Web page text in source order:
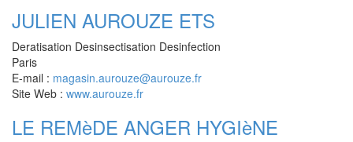
JULIEN AUROUZE ETS
Deratisation Desinsectisation Desinfection
Paris
E-mail : magasin.aurouze@aurouze.fr
Site Web : www.aurouze.fr
LE REMèDE ANGER HYGIèNE